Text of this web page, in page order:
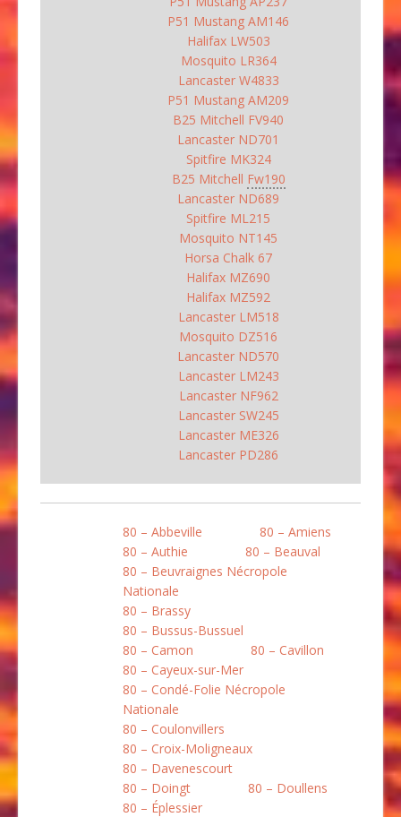
P51 Mustang AM146
Halifax LW503
Mosquito LR364
Lancaster W4833
P51 Mustang AM209
B25 Mitchell FV940
Lancaster ND701
Spitfire MK324
B25 Mitchell Fw190
Lancaster ND689
Spitfire ML215
Mosquito NT145
Horsa Chalk 67
Halifax MZ690
Halifax MZ592
Lancaster LM518
Mosquito DZ516
Lancaster ND570
Lancaster LM243
Lancaster NF962
Lancaster SW245
Lancaster ME326
Lancaster PD286
80 – Abbeville
80 – Amiens
80 – Authie
80 – Beauval
80 – Beuvraignes Nécropole
Nationale
80 – Brassy
80 – Bussus-Bussuel
80 – Camon
80 – Cavillon
80 – Cayeux-sur-Mer
80 – Condé-Folie Nécropole
Nationale
80 – Coulonvillers
80 – Croix-Moligneaux
80 – Davenescourt
80 – Doingt
80 – Doullens
80 – Éplessier